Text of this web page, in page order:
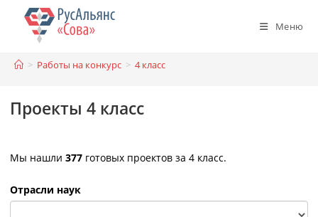
Перейти
содержимому
Меню
> Работы на конкурс > 4 класс
Проекты 4 класс
Мы нашли 377готовых проектов за 4 класс.
Отрасли наук